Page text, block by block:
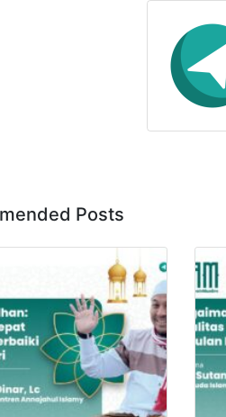
Posts